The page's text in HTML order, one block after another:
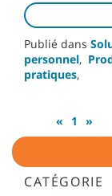
Publié dans
personnel,
pratiques,
« 1 »
CATÉGORIE